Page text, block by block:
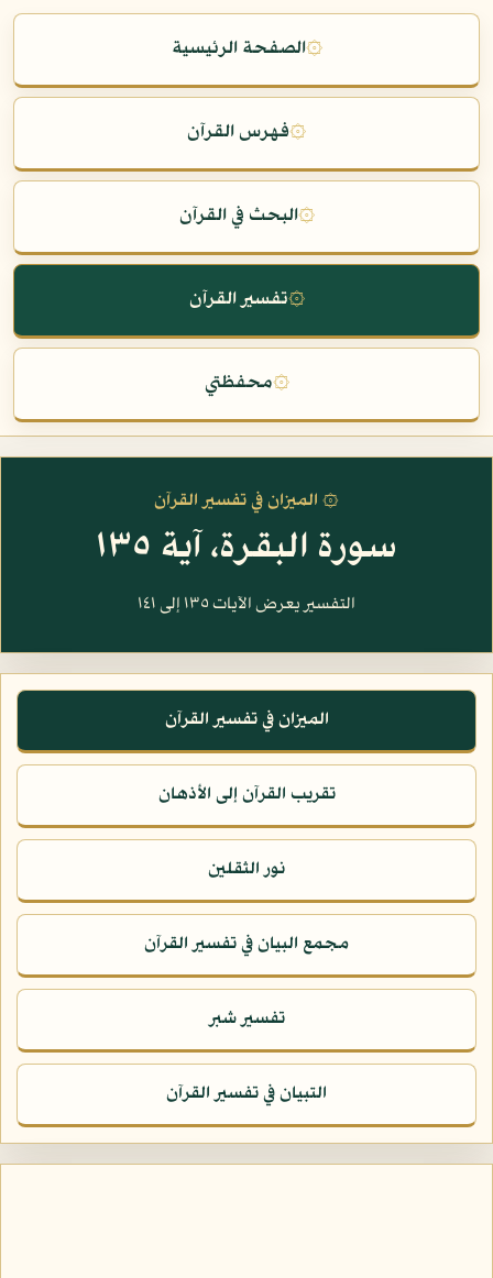
۞الصفحة الرئيسية
۞فهرس القرآن
۞البحث في القرآن
۞تفسير القرآن
۞محفظتي
۞ الميزان في تفسير القرآن
سورة البقرة، آية ١٣٥
التفسير يعرض الآيات ١٣٥ إلى ١٤١
الميزان في تفسير القرآن
تقريب القرآن إلى الأذهان
نور الثقلين
مجمع البيان في تفسير القرآن
تفسير شبر
التبيان في تفسير القرآن